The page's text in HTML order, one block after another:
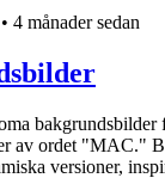
• 4 månader sedan
bakgrundsbilder
av ordet "MAC."
versioner,